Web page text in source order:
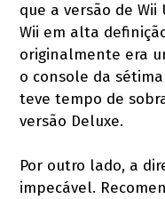
que a versão de Wii
Wii em alta
originalmente era
o console da
teve tempo de
versão Deluxe.
Por outro lado, a
impecável.